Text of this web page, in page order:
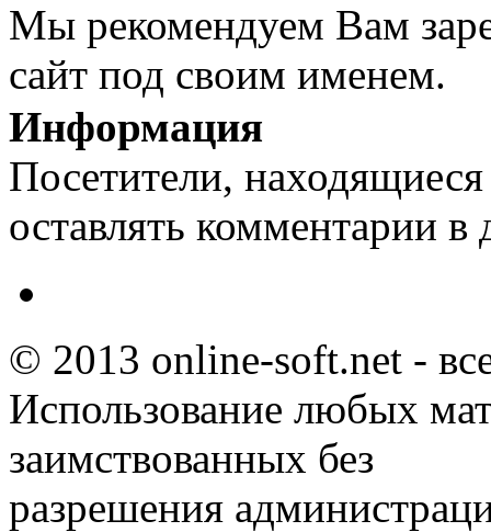
Мы рекомендуем Вам
сайт под своим именем.
Информация
Посетители,
оставлять комментарии в
© 2013 online-soft.net -
Использование любых
заимствованных без
разрешения